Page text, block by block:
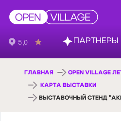
ГЛАВНАЯ OPEN VILLAGE
КАРТА ВЫСТАВКИ
ВЫСТАВОЧНЫЙ СТЕНД